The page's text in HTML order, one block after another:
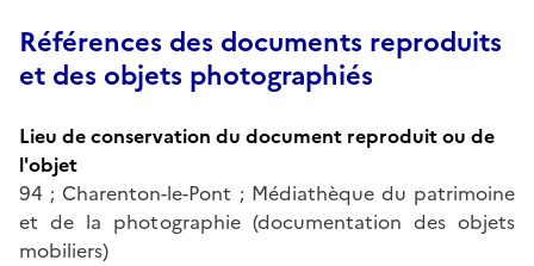
Références des documents reproduits
et des objets photographiés
Lieu de conservation du document reproduit ou de
l'objet
94 ; Charenton-le-Pont ; Médiathèque du patrimoine
et de la photographie (documentation des objets
mobiliers)